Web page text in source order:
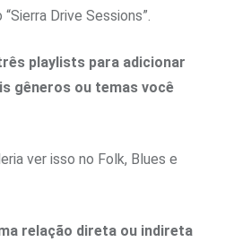
Drive Sessions”.
playlists para adicionar
gêneros ou temas você
ver isso no Folk, Blues e
relação direta ou indireta